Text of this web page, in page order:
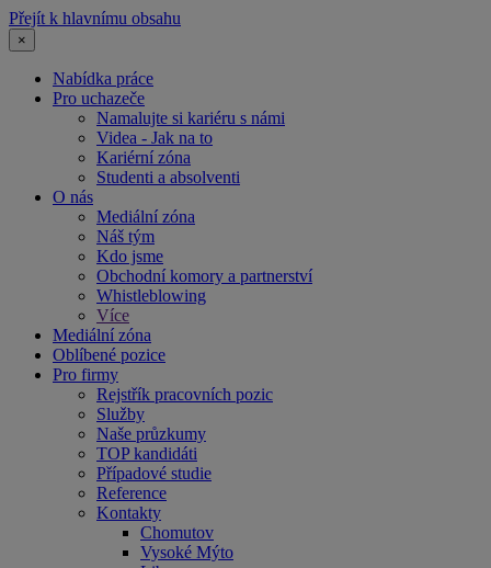
Přejít k hlavnímu obsahu
×
Nabídka práce
Pro uchazeče
Namalujte si kariéru s námi
Videa - Jak na to
Kariérní zóna
Studenti a absolventi
O nás
Mediální zóna
Náš tým
Kdo jsme
Obchodní komory a partnerství
Whistleblowing
Více
Mediální zóna
Oblíbené pozice
Pro firmy
Rejstřík pracovních pozic
Služby
Naše průzkumy
TOP kandidáti
Případové studie
Reference
Kontakty
Chomutov
Vysoké Mýto